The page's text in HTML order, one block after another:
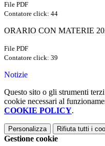
File PDF
Contatore click: 44
ORARIO CON MATERIE
File PDF
Contatore click: 39
Notizie
Questo sito o gli strumenti
cookie necessari al
COOKIE POLICY.
Personalizza Rifiuta tutti i
Gestione cookie